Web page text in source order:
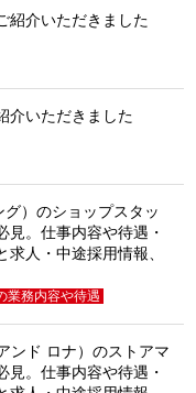
紹介いただきました
介いただきました
）のショップスタッ
見。仕事内容や待遇・
人・中途採用情報、
業務内容や待遇
ンド ロナ）のストアマ
見。仕事内容や待遇・